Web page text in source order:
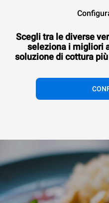
Scegli tra le diverse
seleziona i migliori
soluzione di cottura